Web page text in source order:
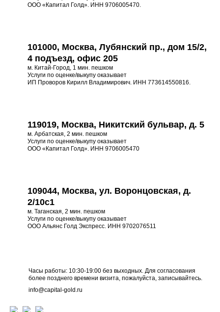
ООО «Капитал Голд». ИНН 9706005470.
101000, Москва, Лубянский пр., дом 15/2,
4 подъезд, офис 205
м. Китай-Город, 1 мин. пешком
Услуги по оценке/выкупу оказывает
ИП Проворов Кирилл Владимирович. ИНН 773614550816.
119019, Москва, Никитский бульвар, д. 5
м. Арбатская, 2 мин. пешком
Услуги по оценке/выкупу оказывает
ООО «Капитал Голд». ИНН 9706005470
109044, Москва, ул. Воронцовская, д.
2/10с1
м. Таганская, 2 мин. пешком
Услуги по оценке/выкупу оказывает
ООО Альянс Голд Экспресс. ИНН 9702076511
Часы работы: 10:30-19:00 без выходных. Для согласования
более позднего времени визита, пожалуйста, записывайтесь.
info@capital-gold.ru